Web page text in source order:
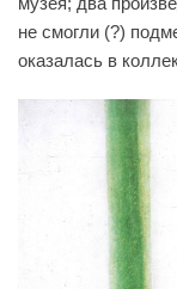
не смогли (?)
оказалась в